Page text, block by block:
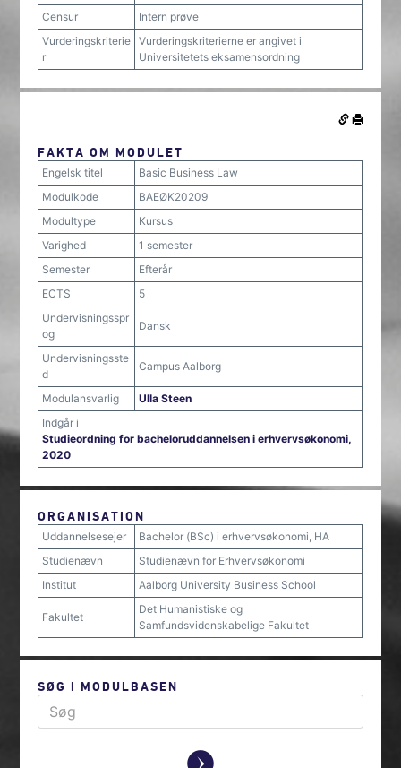
Censur
Intern prøve
Vurderingskriterie
r
Vurderingskriterierne er angivet i
Universitetets eksamensordning
FAKTA OM MODULET
Engelsk titel
Basic Business Law
Modulkode
BAEØK20209
Modultype
Kursus
Varighed
1 semester
Semester
Efterår
ECTS
5
Undervisningsspr
og
Dansk
Undervisningsste
d
Campus Aalborg
Modulansvarlig
Ulla Steen
Indgår i
Studieordning for bacheloruddannelsen i erhvervsøkonomi,
2020
ORGANISATION
Uddannelsesejer
Bachelor (BSc) i erhvervsøkonomi, HA
Studienævn
Studienævn for Erhvervsøkonomi
Institut
Aalborg University Business School
Fakultet
Det Humanistiske og
Samfundsvidenskabelige Fakultet
SØG I MODULBASEN